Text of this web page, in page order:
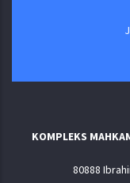
KOMPLEKS
80888